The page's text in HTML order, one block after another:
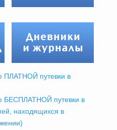
ПЛАТНОЙ путевки в
БЕСПЛАТНОЙ путевки в
находящихся в